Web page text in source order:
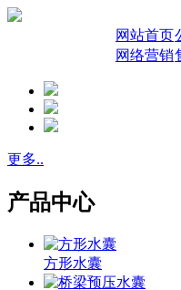
网站首页
网络营销
更多..
产品中心
方形水囊